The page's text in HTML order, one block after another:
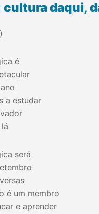
cultura daqui,
é
a estudar
será
é um membro
e aprender